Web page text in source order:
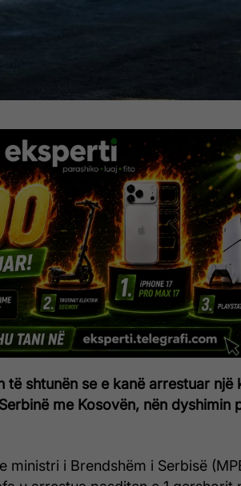
të shtunën se e kanë arrestuar një
me Kosovën, nën dyshimin
ministri i Brendshëm i Serbisë